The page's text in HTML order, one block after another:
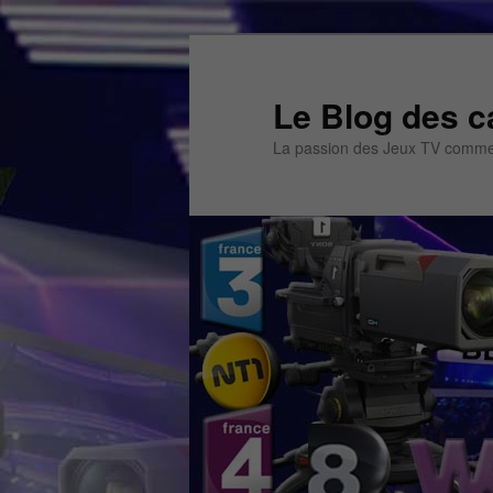
Aller
Le Blog des
La passion des Jeux TV